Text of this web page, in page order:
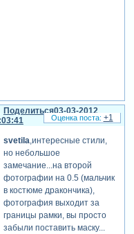
Поделиться03-03-2012
svetila,интересные стили,
но небольшое
замечание...на второй
фотографии на 0.5 (мальчик
в костюме дракончика),
фотография выходит за
границы рамки, вы просто
забыли поставить маску...
+1